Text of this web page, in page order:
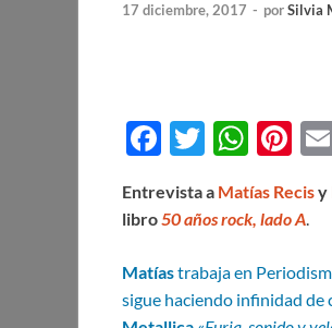
17 diciembre, 2017 - porSilvia
F
e
o
o
T
itt
W
at
A
p
Pi
er
t
Entrevista a Matías Recisy
libro50 años rock, lado A.
Matíastrabaja en
sigue haciendo infinidad de